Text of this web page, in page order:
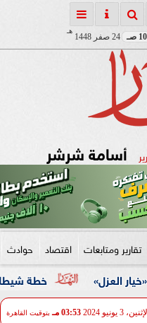
صـ 24 صفر 1448
هـ
أسامة شرشر
تقارير ومتابعات اقتصاد حوادث
خطة شيطانية انتهت في قبضة الأمن.. ضبط
الإثنين، 3 يونيو 2024 03:53 مـ بتوقيت القاهرة